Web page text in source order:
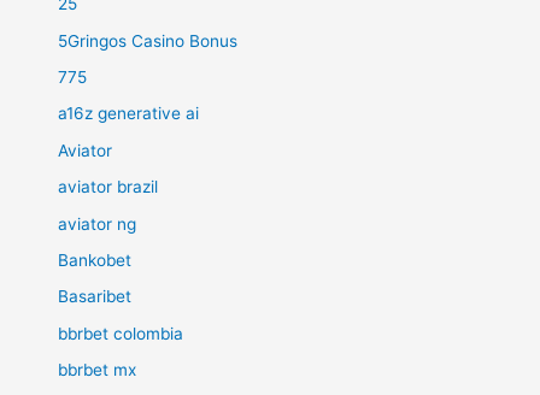
5Gringos Casino Bonus
775
a16z generative ai
Aviator
aviator brazil
aviator ng
Bankobet
Basaribet
bbrbet colombia
bbrbet mx